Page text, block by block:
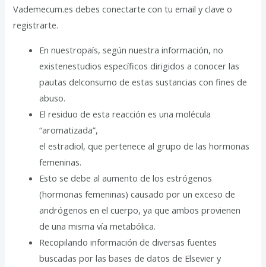
Vademecum.es debes conectarte con tu email y clave o
registrarte.
En nuestropaís, según nuestra información, no
existenestudios específicos dirigidos a conocer las
pautas delconsumo de estas sustancias con fines de
abuso.
El residuo de esta reacción es una molécula
“aromatizada”,
el estradiol, que pertenece al grupo de las hormonas
femeninas.
Esto se debe al aumento de los estrógenos
(hormonas femeninas) causado por un exceso de
andrógenos en el cuerpo, ya que ambos provienen
de una misma vía metabólica.
Recopilando información de diversas fuentes
buscadas por las bases de datos de Elsevier y